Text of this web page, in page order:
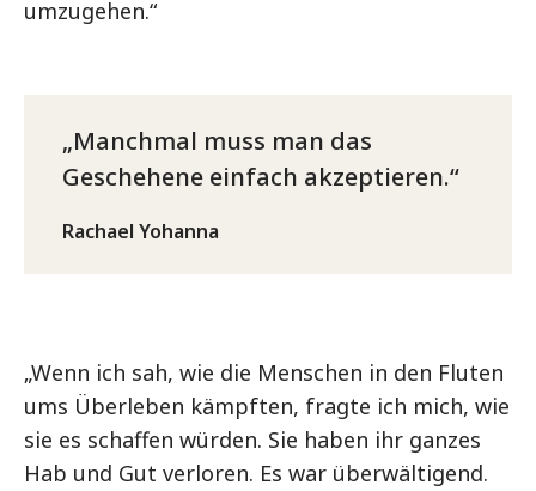
umzugehen.“
Manchmal muss man das
Geschehene einfach akzeptieren.
Rachael Yohanna
„Wenn ich sah, wie die Menschen in den Fluten
ums Überleben kämpften, fragte ich mich, wie
sie es schaffen würden. Sie haben ihr ganzes
Hab und Gut verloren. Es war überwältigend.